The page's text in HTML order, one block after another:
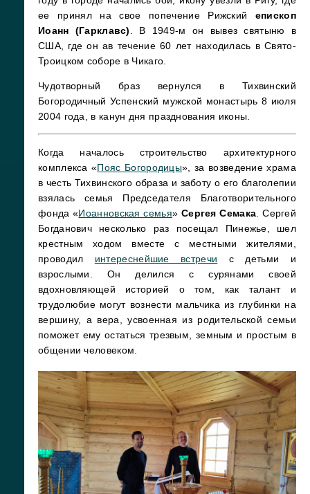
ее принял на свое попечение Рижский епископ
Иоанн (Гарклавс)
. В 1949-м он вывез святыню в
США, где он ав течение 60 лет находилась в Свято-
Троицком соборе в Чикаго.
Чудотворный браз вернулся в Тихвинский
Богородичный Успенский мужской монастырь 8 июля
2004 года, в канун дня празднования иконы.
Когда началось строительство архитектурного
комплекса «Пояс Богородицы», за возведение храма
в честь Тихвинского образа и заботу о его благолепии
взялась семья Председателя Благотворительного
фонда «Иоанновская семья» Сергея Семака . Сергей
Богданович несколько раз посещал Пинежье, шел
крестным ходом вместе с местными жителями,
проводил интереснейшие встречи с детьми и
взрослыми. Он делился с сурянами своей
вдохновляющей историей о том, как талант и
трудолюбие могут вознести мальчика из глубинки на
вершину, а вера, усвоенная из родительской семьи
поможет ему остаться трезвым, земным и простым в
общении человеком.